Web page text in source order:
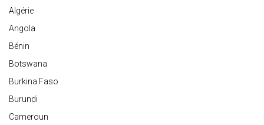
Algérie
Angola
Bénin
Botswana
Burkina Faso
Burundi
Cameroun